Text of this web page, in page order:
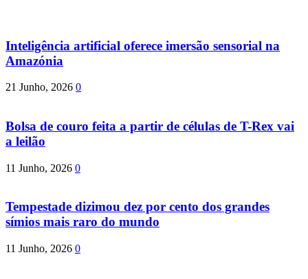
Inteligência artificial oferece imersão sensorial na
Amazónia
21 Junho, 2026 0
Bolsa de couro feita a partir de células de T-Rex vai
a leilão
11 Junho, 2026 0
Tempestade dizimou dez por cento dos grandes
símios mais raro do mundo
11 Junho, 2026 0